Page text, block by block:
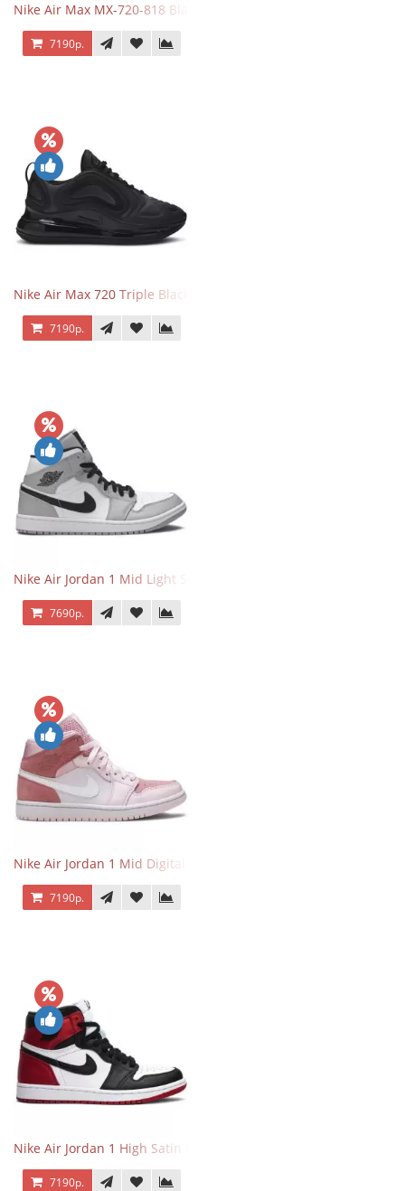
Nike Air Max MX-720-818 Black
7190р.
Nike Air Max 720 Triple Black
7190р.
Nike Air Jordan 1 Mid Light Smoke Grey
7690р.
Nike Air Jordan 1 Mid Digital Pink
7190р.
Nike Air Jordan 1 High Satin Black Toe
7190р.